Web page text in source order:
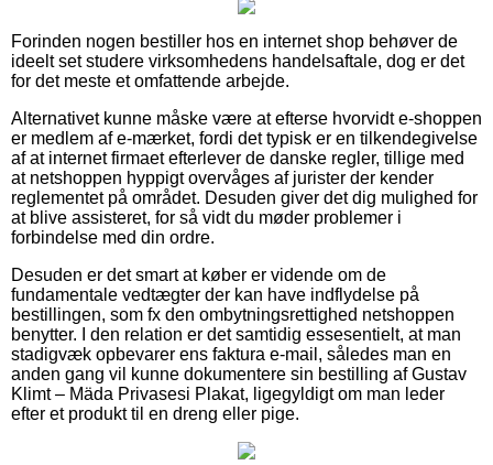
Forinden nogen bestiller hos en internet shop behøver de
ideelt set studere virksomhedens handelsaftale, dog er det
for det meste et omfattende arbejde.
Alternativet kunne måske være at efterse hvorvidt e-shoppen
er medlem af e-mærket, fordi det typisk er en tilkendegivelse
af at internet firmaet efterlever de danske regler, tillige med
at netshoppen hyppigt overvåges af jurister der kender
reglementet på området. Desuden giver det dig mulighed for
at blive assisteret, for så vidt du møder problemer i
forbindelse med din ordre.
Desuden er det smart at køber er vidende om de
fundamentale vedtægter der kan have indflydelse på
bestillingen, som fx den ombytningsrettighed netshoppen
benytter. I den relation er det samtidig essesentielt, at man
stadigvæk opbevarer ens faktura e-mail, således man en
anden gang vil kunne dokumentere sin bestilling af Gustav
Klimt – Mäda Privasesi Plakat, ligegyldigt om man leder
efter et produkt til en dreng eller pige.